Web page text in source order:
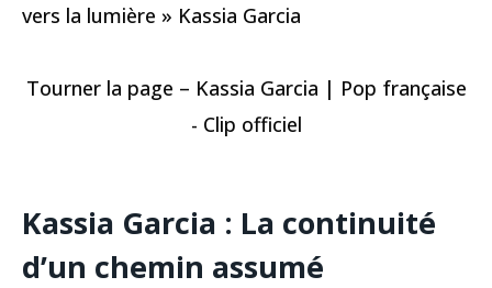
vers la lumière » Kassia Garcia
Tourner la page – Kassia Garcia | Pop française
- Clip officiel
Kassia Garcia : La continuité
d’un chemin assumé